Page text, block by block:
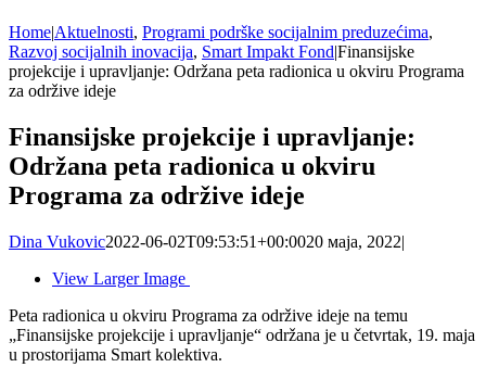
Home|Aktuelnosti, Programi podrške socijalnim preduzećima,
Razvoj socijalnih inovacija, Smart Impakt Fond|Finansijske
projekcije i upravljanje: Održana peta radionica u okviru Programa
za održive ideje
Finansijske projekcije i upravljanje:
Održana peta radionica u okviru
Programa za održive ideje
Dina Vukovic2022-06-02T09:53:51+00:0020 маја, 2022|
View Larger Image
Peta radionica u okviru Programa za održive ideje na temu
„Finansijske projekcije i upravljanje“ održana je u četvrtak, 19. maja
u prostorijama Smart kolektiva.